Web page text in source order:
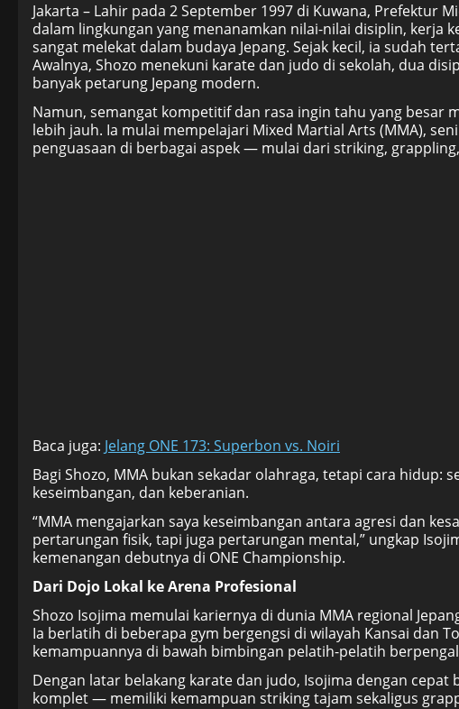
Jakarta – Lahir pada 2 September 1997 di Kuwana, Prefektur
dalam lingkungan yang menanamkan nilai-nilai disiplin, kerja
sangat melekat dalam budaya Jepang. Sejak kecil, ia sudah
Awalnya, Shozo menekuni karate dan judo di sekolah, dua
banyak petarung Jepang modern.
Namun, semangat kompetitif dan rasa ingin tahu yang besar
lebih jauh. Ia mulai mempelajari Mixed Martial Arts (MMA),
penguasaan di berbagai aspek — mulai dari striking,
Baca juga: Jelang ONE 173: Superbon vs. Noiri
Bagi Shozo, MMA bukan sekadar olahraga, tetapi cara hidup:
keseimbangan, dan keberanian.
“MMA mengajarkan saya keseimbangan antara agresi dan
pertarungan fisik, tapi juga pertarungan mental,” ungkap
kemenangan debutnya di ONE Championship.
Dari Dojo Lokal ke Arena Profesional
Shozo Isojima memulai kariernya di dunia MMA regional
Ia berlatih di beberapa gym bergengsi di wilayah Kansai dan
kemampuannya di bawah bimbingan pelatih-pelatih
Dengan latar belakang karate dan judo, Isojima dengan
komplet — memiliki kemampuan striking tajam sekaligus